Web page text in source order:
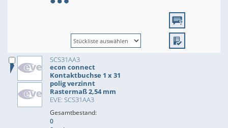
SCS31AA3
econ connect
Kontaktbuchse 1 x 31
polig verzinnt
Rastermaß 2,54 mm
EVE: SCS31AA3
Gesamtbestand:
0